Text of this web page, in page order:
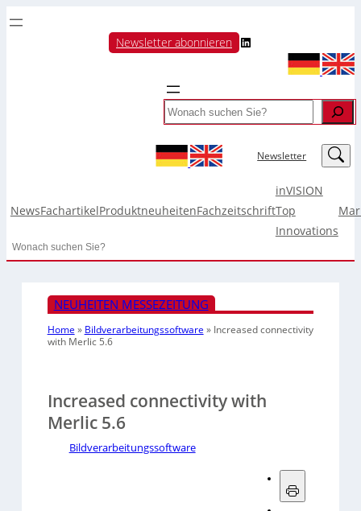
Newsletter abonnieren LinkedIn
Search
Newsletter LinkedIn
NewsFachartikelProduktneuheitenFachzeitschrift
inVISION
Top
Innovations
Search
NEUHEITEN MESSEZEITUNG
Home » Bildverarbeitungssoftware » Increased connectivity
with Merlic 5.6
Increased connectivity with
Merlic 5.6
Bildverarbeitungssoftware